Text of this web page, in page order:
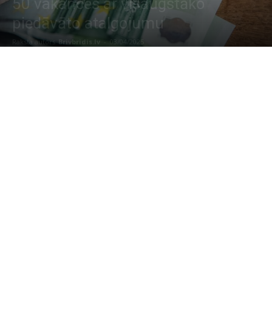
50 vakances ar visaugstāko
piedāvāto atalgojumu
Raksta autors Brivbridis.lv - 03/04/2025